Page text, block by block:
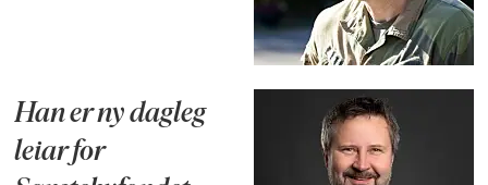
Han er ny dagleg
leiar for